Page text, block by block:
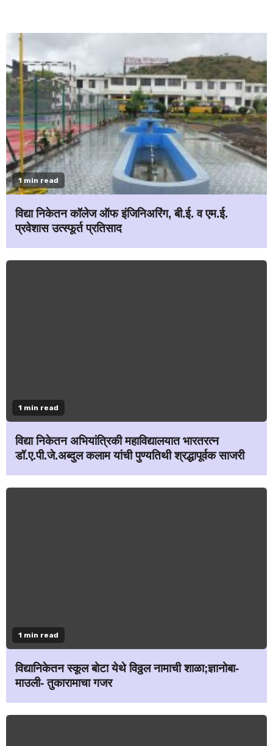
1 min read
विद्या निकेतन कॉलेज ऑफ इंजिनिअरिंग, बी.ई. व एम.ई.
प्रवेशास उत्स्फूर्त प्रतिसाद
1 min read
विद्या निकेतन अभियांत्रिकी महाविद्यालयात भारतरत्न
डॉ.ए.पी.जे.अब्दुल कलाम यांची पुण्यतिथी श्रद्धापूर्वक साजरी
1 min read
विद्यानिकेतन स्कूल बोटा येथे विठ्ठल नामाची शाळा;ज्ञानोबा-
माउली- तुकारामाचा गजर